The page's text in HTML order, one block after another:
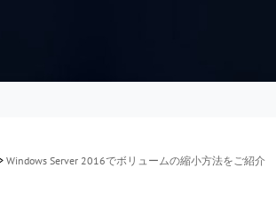
Windows Server 2016でボリュームの縮小方法をご紹介